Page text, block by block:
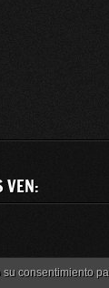
VEN:
consentimiento